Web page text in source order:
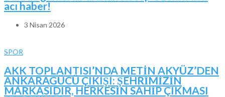
acı haber!
3 Nisan 2026
SPOR
AKK TOPLANTISI’NDA METİN AKYÜZ’DEN
ANKARAGÜCÜ ÇIKIŞI: ŞEHRİMİZİN
MARKASIDIR, HERKESİN SAHİP ÇIKMASI